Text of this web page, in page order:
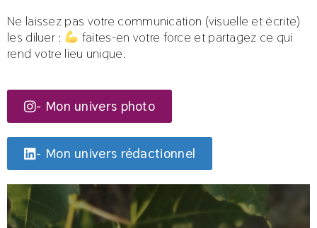
Ne laissez pas votre communication (visuelle et écrite)
les diluer :
faites-en votre force et partagez ce qui
rend votre lieu unique.
- Mon univers photo
- Mon univers rédactionnel